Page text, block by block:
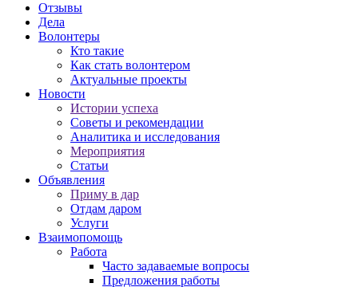
Отзывы
Дела
Волонтеры
Кто такие
Как стать волонтером
Актуальные проекты
Новости
Истории успеха
Советы и рекомендации
Аналитика и исследования
Мероприятия
Статьи
Объявления
Приму в дар
Отдам даром
Услуги
Взаимопомощь
Работа
Часто задаваемые вопросы
Предложения работы